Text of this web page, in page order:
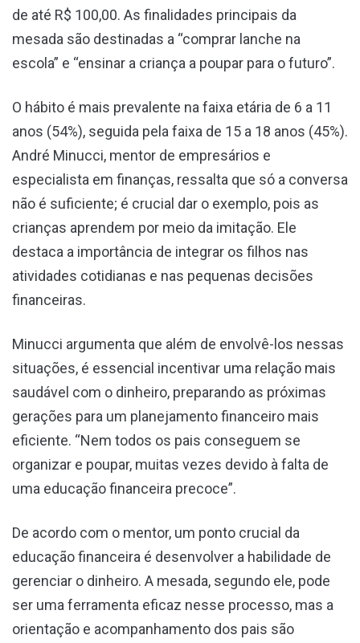
de até R$ 100,00. As finalidades principais da
mesada são destinadas a “comprar lanche na
escola” e “ensinar a criança a poupar para o futuro”.
O hábito é mais prevalente na faixa etária de 6 a 11
anos (54%), seguida pela faixa de 15 a 18 anos (45%).
André Minucci, mentor de empresários e
especialista em finanças, ressalta que só a conversa
não é suficiente; é crucial dar o exemplo, pois as
crianças aprendem por meio da imitação. Ele
destaca a importância de integrar os filhos nas
atividades cotidianas e nas pequenas decisões
financeiras.
Minucci argumenta que além de envolvê-los nessas
situações, é essencial incentivar uma relação mais
saudável com o dinheiro, preparando as próximas
gerações para um planejamento financeiro mais
eficiente. “Nem todos os pais conseguem se
organizar e poupar, muitas vezes devido à falta de
uma educação financeira precoce”.
De acordo com o mentor, um ponto crucial da
educação financeira é desenvolver a habilidade de
gerenciar o dinheiro. A mesada, segundo ele, pode
ser uma ferramenta eficaz nesse processo, mas a
orientação e acompanhamento dos pais são